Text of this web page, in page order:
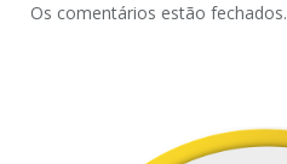
Os comentários estão fechados.